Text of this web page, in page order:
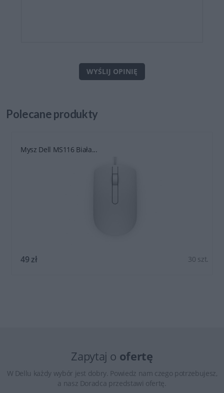
WYŚLIJ OPINIĘ
Polecaneprodukty
Mysz Dell MS116 Biała...
49 zł 30 szt.
Zapytaj o ofertę
W Dellu każdy wybór jest dobry. Powiedz nam czego potrzebujesz,
a nasz Doradca przedstawi ofertę.